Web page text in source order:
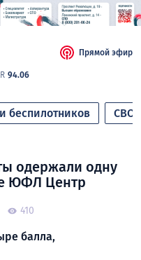
94.06
Прямой эфир
беспилотников СВО
одержали одну
ЮФЛ Центр
410
балла,